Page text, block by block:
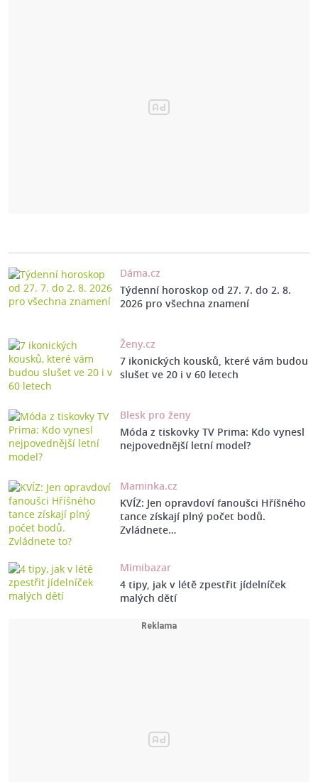
Dáma.cz
Týdenní horoskop od 27. 7. do 2. 8.
2026 pro všechna znamení
Ženy.cz
7 ikonických kousků, které vám budou
slušet ve 20 i v 60 letech
Blesk pro ženy
Móda z tiskovky TV Prima: Kdo vynesl
nejpovednější letní model?
Maminka.cz
KVÍZ: Jen opravdoví fanoušci Hříšného
tance získají plný počet bodů.
Zvládnete…
Mimibazar
4 tipy, jak v létě zpestřit jídelníček
malých dětí